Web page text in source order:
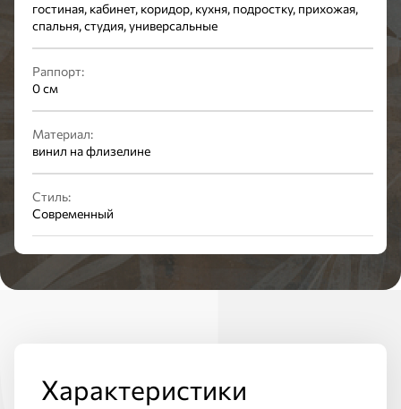
гостиная, кабинет, коридор, кухня, подростку, прихожая,
спальня, студия, универсальные
Раппорт:
0 см
Материал:
винил на флизелине
Стиль:
Современный
Характеристики